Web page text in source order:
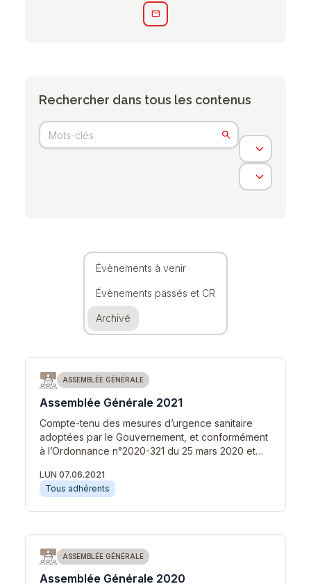
mail
Rechercher dans tous les contenus
Évènements à venir
Évènements passés et CR
Archivé
ASSEMBLÉE GÉNÉRALE
Assemblée Générale 2021
Compte-tenu des mesures d’urgence sanitaire
adoptées par le Gouvernement, et conformément
à l’Ordonnance n°2020-321 du 25 mars 2020 et…
LUN 07.06.2021
Tous adhérents
ASSEMBLÉE GÉNÉRALE
Assemblée Générale 2020